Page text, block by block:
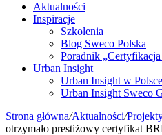
Aktualności
Inspiracje
Szkolenia
Blog Sweco Polska
Poradnik
Urban Insight
Urban Insight w Polsce
Urban Insight Sweco
Strona główna/Aktualności/
otrzymało prestiżowy certyfikat